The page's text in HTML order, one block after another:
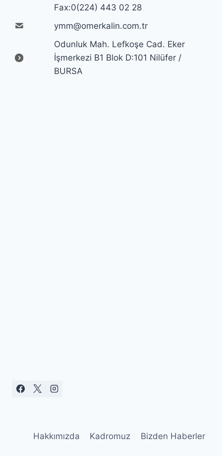
Fax:0(224) 443 02 28
ymm@omerkalin.com.tr
Odunluk Mah. Lefkoşe Cad. Eker
İşmerkezi B1 Blok D:101 Nilüfer /
BURSA
Hakkımızda Kadromuz Bizden Haberler